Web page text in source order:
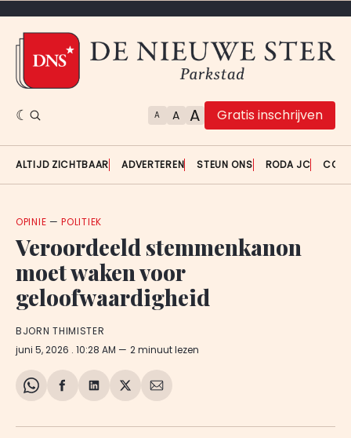
A A A Gratis inschrijven
ALTIJD ZICHTBAAR ADVERTEREN STEUN ONS RODA JC
OPINIE —POLITIEK
Veroordeeld stemmenkanon
moet waken voor
geloofwaardigheid
BJORN THIMISTER
juni 5, 2026 . 10:28 AM 2 minuut lezen
Share
WhatsApp
Delen
Facebook
Delen
LinkedIn
Share
X
Deel
E-